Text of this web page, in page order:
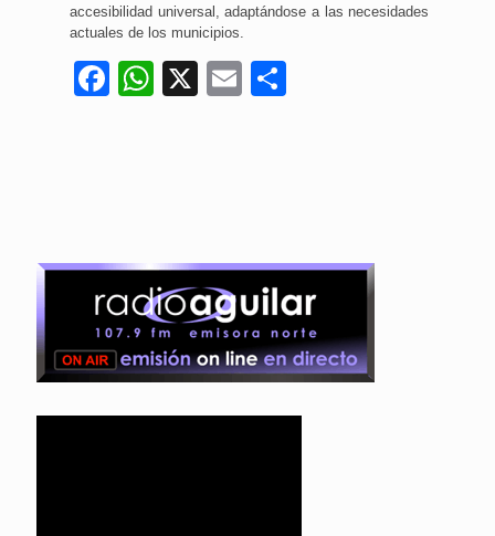
accesibilidad universal, adaptándose a las necesidades
actuales de los municipios.
Facebook
WhatsApp
X Email